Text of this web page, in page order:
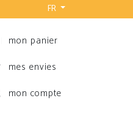
FR
mon panier
mes envies
mon compte